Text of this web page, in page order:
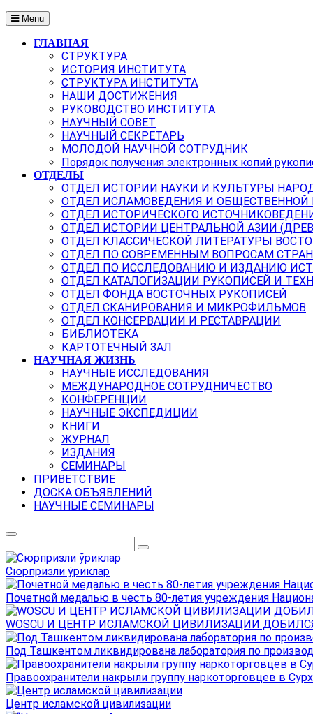
Menu
ГЛАВНАЯ
СТРУКТУРА
ИСТОРИЯ ИНСТИТУТА
СТРУКТУРА ИНСТИТУТА
НАШИ ДОСТИЖЕНИЯ
РУКОВОДСТВО ИНСТИТУТА
НАУЧНЫЙ СОВЕТ
НАУЧНЫЙ СЕКРЕТАРЬ
МОЛОДОЙ НАУЧНОЙ СОТРУДНИК
Порядок получения электронных копий
ОТДЕЛЫ
ОТДЕЛ ИСТОРИИ НАУКИ И КУЛЬТУРЫ
ОТДЕЛ ИСЛАМОВЕДЕНИЯ И
ОТДЕЛ ИСТОРИЧЕСКОГО
ОТДЕЛ ИСТОРИИ ЦЕНТРАЛЬНОЙ АЗИИ
ОТДЕЛ КЛАССИЧЕСКОЙ ЛИТЕРАТУРЫ
ОТДЕЛ ПО СОВРЕМЕННЫМ ВОПРОСАМ
ОТДЕЛ ПО ИССЛЕДОВАНИЮ И ИЗДАНИЮ
ОТДЕЛ КАТАЛОГИЗАЦИИ РУКОПИСЕЙ И
ОТДЕЛ ФОНДА ВОСТОЧНЫХ РУКОПИСЕЙ
ОТДЕЛ СКАНИРОВАНИЯ И МИКРОФИЛЬМОВ
ОТДЕЛ КОНСЕРВАЦИИ И РЕСТАВРАЦИИ
БИБЛИОТЕКА
КАРТОТЕЧНЫЙ ЗАЛ
НАУЧНАЯ ЖИЗНЬ
НАУЧНЫЕ ИССЛЕДОВАНИЯ
МЕЖДУНАРОДНОЕ СОТРУДНИЧЕСТВО
КОНФЕРЕНЦИИ
НАУЧНЫЕ ЭКСПЕДИЦИИ
КНИГИ
ЖУРНАЛ
ИЗДАНИЯ
СЕМИНАРЫ
ПРИВЕТСТВИЕ
ДОСКА ОБЪЯВЛЕНИЙ
НАУЧНЫЕ СЕМИНАРЫ
Сюрпризли ўриклар
Почетной медалью в честь 80-летия учреждения
WOSCU И ЦЕНТР ИСЛАМСКОЙ ЦИВИЛИЗАЦИИ
Под Ташкентом ликвидирована лаборатория по
Правоохранители накрыли группу наркоторговцев в
Центр исламской цивилизации